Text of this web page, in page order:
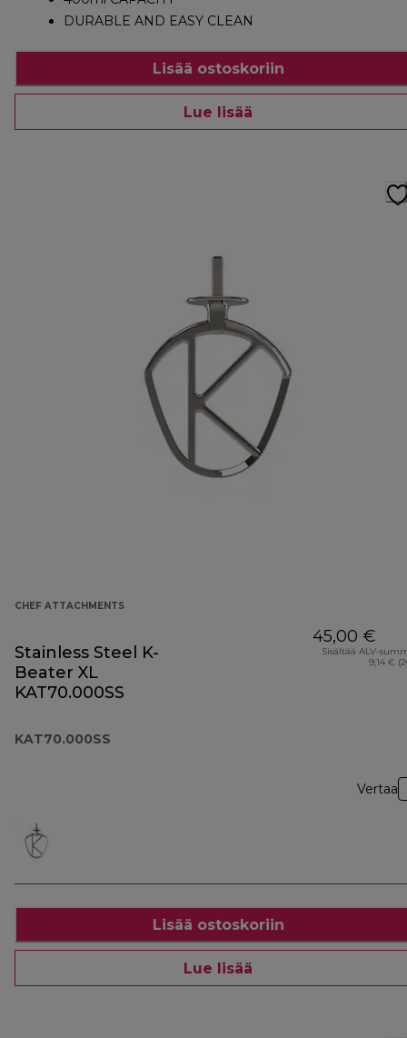
DURABLE AND EASY CLEAN
Lisää ostoskoriin
Lue lisää
CHEF ATTACHMENTS
Stainless Steel K-
Beater XL
KAT70.000SS
KAT70.000SS
45,00 €
Sisältää ALV-
9,14 €
Vertaa
Lisää ostoskoriin
Lue lisää